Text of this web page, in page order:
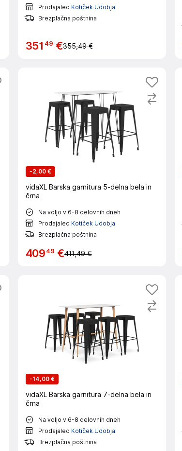
Prodajalec Kotiček Udobja
Brezplačna poštnina
351 49 €355,49 €
-2,00 €
vidaXL Barska garnitura 5-delna bela in
črna
Na voljo v 6-8 delovnih dneh
Prodajalec Kotiček Udobja
Brezplačna poštnina
40949 €411,49 €
-14,00 €
vidaXL Barska garnitura 7-delna bela in
črna
Na voljo v 6-8 delovnih dneh
Prodajalec Kotiček Udobja
Brezplačna poštnina